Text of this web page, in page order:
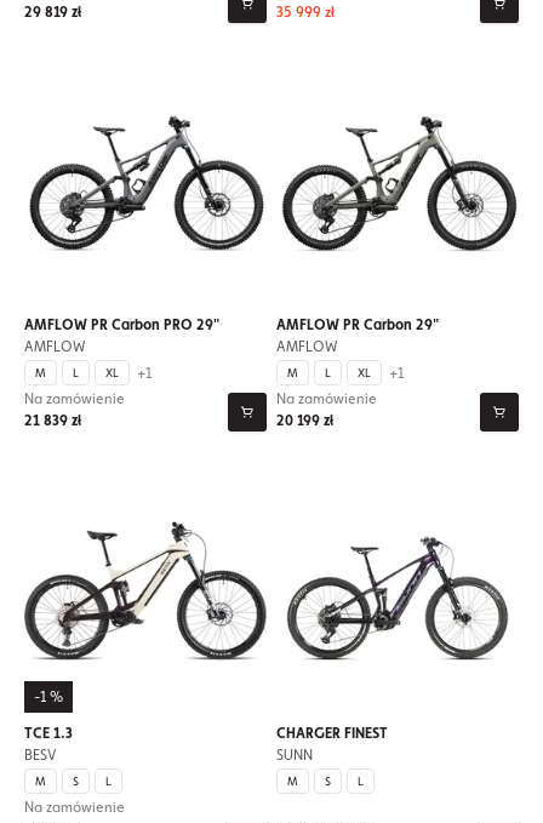
29 819 zł
35 999 zł
AMFLOW PR Carbon PRO 29"
AMFLOW
M L XL +1
21 839 zł
Na zamówienie
AMFLOW PR Carbon 29"
AMFLOW
M L XL +1
20 199 zł
Na zamówienie
-1 %
TCE 1.3
BESV
M S L
Na zamówienie
CHARGER FINEST
SUNN
M S L